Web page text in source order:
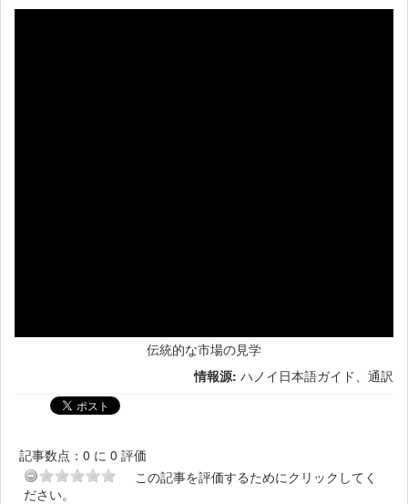
伝統的な市場の見学
情報源: ハノイ日本語ガイド、通訳
記事数点：0 に 0 評価
この記事を評価するためにクリックしてく
ださい。